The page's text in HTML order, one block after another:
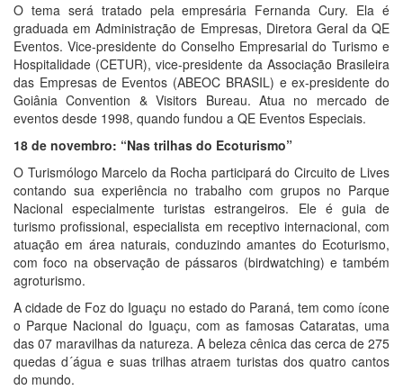
O tema será tratado pela empresária Fernanda Cury. Ela é
graduada em Administração de Empresas, Diretora Geral da QE
Eventos. Vice-presidente do Conselho Empresarial do Turismo e
Hospitalidade (CETUR), vice-presidente da Associação Brasileira
das Empresas de Eventos (ABEOC BRASIL) e ex-presidente do
Goiânia Convention & Visitors Bureau. Atua no mercado de
eventos desde 1998, quando fundou a QE Eventos Especiais.
18 de novembro: “Nas trilhas do Ecoturismo”
O Turismólogo Marcelo da Rocha participará do Circuito de Lives
contando sua experiência no trabalho com grupos no Parque
Nacional especialmente turistas estrangeiros. Ele é guia de
turismo profissional, especialista em receptivo internacional, com
atuação em área naturais, conduzindo amantes do Ecoturismo,
com foco na observação de pássaros (birdwatching) e também
agroturismo.
A cidade de Foz do Iguaçu no estado do Paraná, tem como ícone
o Parque Nacional do Iguaçu, com as famosas Cataratas, uma
das 07 maravilhas da natureza. A beleza cênica das cerca de 275
quedas d´água e suas trilhas atraem turistas dos quatro cantos
do mundo.